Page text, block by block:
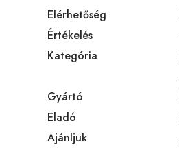
Elérhetőség
Értékelés
Kategória
Gyártó
Eladó
Ajánljuk